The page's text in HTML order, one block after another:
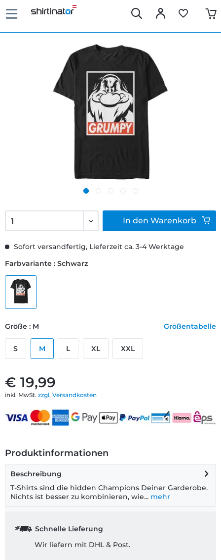
€ 19,99
inkl. MwSt. zzgl. Versandkosten
Sofort versandfertig, Lieferzeit ca. 3-4 Werktage
Farbvariante : Schwarz
Größe : M Größentabelle
S M L XL XXL
In den Warenkorb
Produktinformationen
Beschreibung
T-Shirts sind die hidden Champions Deiner Garderobe.
Nichts ist besser zu kombinieren, wie... mehr
Schnelle Lieferung
Wir liefern mit DHL & Post.